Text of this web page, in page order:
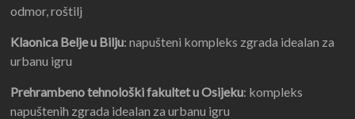
odmor, roštilj
Klaonica Belje u Bilju: napušteni kompleks zgrada idealan za
urbanu igru
Prehrambeno tehnološki fakultet u Osijeku: kompleks
napuštenih zgrada idealan za urbanu igru